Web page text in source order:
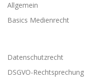
Allgemein
Basics Medienrecht
Datenschutzrecht
DSGVO-Rechtsprechung